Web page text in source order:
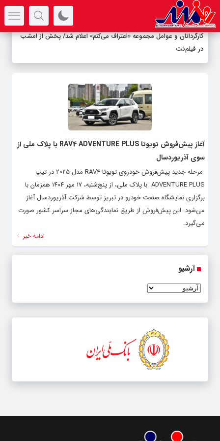
کارگردانان و عوامل مجموعه «اعتراف می‌کنم» اعلام شد/ پخش از امشب
در فیلم‌نت
آغاز پیش‌فروش تویوتا RAV4 ADVENTURE PLUS با پلاک ملی از
سوی آذریوردسال
مرحله جدید پیش‌فروش خودروی تویوتا RAV4 مدل 2025 در تیپ
ADVENTURE PLUS با پلاک ملی، از پنج‌شنبه، 17 مهر ۱۴۰۴ همزمان با
برگزاری نمایشگاه صنعت خودرو در تبریز توسط شرکت آذریوردسال آغاز
می‌شود. این پیش‌فروش از طریق نمایندگی‌های مجاز سراسر کشور صورت
می‌گیرد.
ادامه خبر
آرشیو